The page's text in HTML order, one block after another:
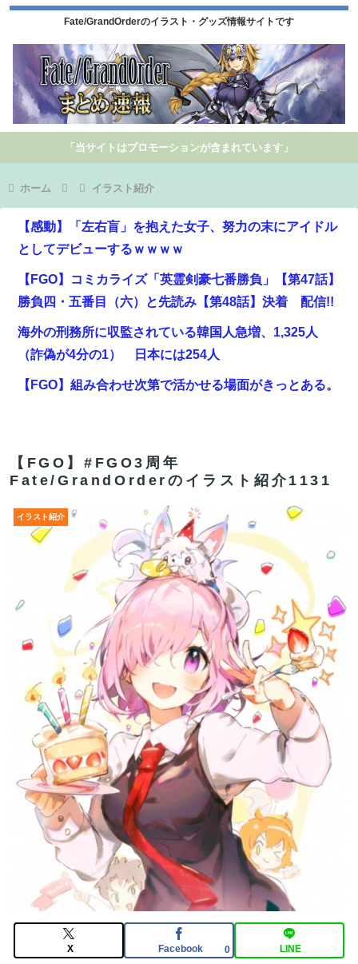
Fate/GrandOrderのイラスト・グッズ情報サイトです
「当サイトはプロモーションが含まれています」
ホーム イラスト紹介
【感動】「左右盲」を抱えた女子、努力の末にアイドル
としてデビューするｗｗｗｗ
【FGO】コミカライズ「英霊剣豪七番勝負」【第47話】
勝負四・五番目（六）と先読み【第48話】決着 配信!!
海外の刑務所に収監されている韓国人急増、1,325人
（詐偽が4分の1） 日本には254人
【FGO】組み合わせ次第で活かせる場面がきっとある。
【FGO】ゲーム部分はガッツリ弄って欲しい。でも新し
いの作って挑戦するの難しいかも
【超速報】くじら14号とかいう台風が発生するｗｗｗｗ
ｗｗ
【FGO】スルトくんは保険に使えたのかね実際
【FGO】ゲーム部分はガッツリ弄って欲しい。でも新し
いの作って挑戦するの難しいかも
【FGO】今から弓戴冠戦を回るが杉谷さんとエウエウ、
どっちが使いやすい？
【FGO】ゲーム部分はガッツリ弄って欲しい。でも新し
いの作って挑戦するの難しいかも
【画像】仙台育英のマネージャー
wwwwwwwwwwwwwwwwwww
【FGO】金時といい勝負。クーフーリン・オルタ強化み
んなの反応まとめ
【FGO】#FGO3周年
Fate/GrandOrderのイラスト紹介1131
イラスト紹介
X Facebook 0 LINE